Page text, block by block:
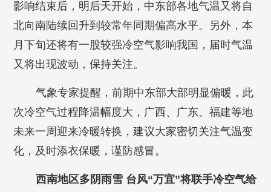
影响结束后，明后天开始，中东部各地气温又将自
北向南陆续回升到较常年同期偏高水平。另外，本
月下旬还将有一股较强冷空气影响我国，届时气温
又将出现波动，保持关注。
气象专家提醒，前期中东部大部明显偏暖，此
次冷空气过程降温幅度大，广西、广东、福建等地
未来一周迎来冷暖转换，建议大家密切关注气温变
化，及时添衣保暖，谨防感冒。
西南地区多阴雨雪 台风“万宜”将联手冷空气给